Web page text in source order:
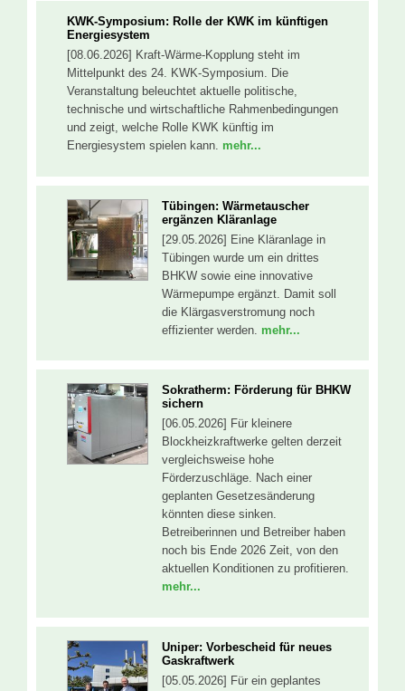
KWK-Symposium: Rolle der KWK im künftigen
Energiesystem
[08.06.2026] Kraft-Wärme-Kopplung steht im
Mittelpunkt des 24. KWK-Symposium. Die
Veranstaltung beleuchtet aktuelle politische,
technische und wirtschaftliche Rahmenbedingungen
und zeigt, welche Rolle KWK künftig im
Energiesystem spielen kann. mehr...
Tübingen: Wärmetauscher
ergänzen Kläranlage
[29.05.2026] Eine Kläranlage in
Tübingen wurde um ein drittes
BHKW sowie eine innovative
Wärmepumpe ergänzt. Damit soll
die Klärgasverstromung noch
effizienter werden. mehr...
Sokratherm: Förderung für BHKW
sichern
[06.05.2026] Für kleinere
Blockheizkraftwerke gelten derzeit
vergleichsweise hohe
Förderzuschläge. Nach einer
geplanten Gesetzesänderung
könnten diese sinken.
Betreiberinnen und Betreiber haben
noch bis Ende 2026 Zeit, von den
aktuellen Konditionen zu profitieren.
mehr...
Uniper: Vorbescheid für neues
Gaskraftwerk
[05.05.2026] Für ein geplantes